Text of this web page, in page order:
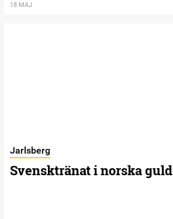
18 MAJ
Jarlsberg
Svensktränat i norska guld